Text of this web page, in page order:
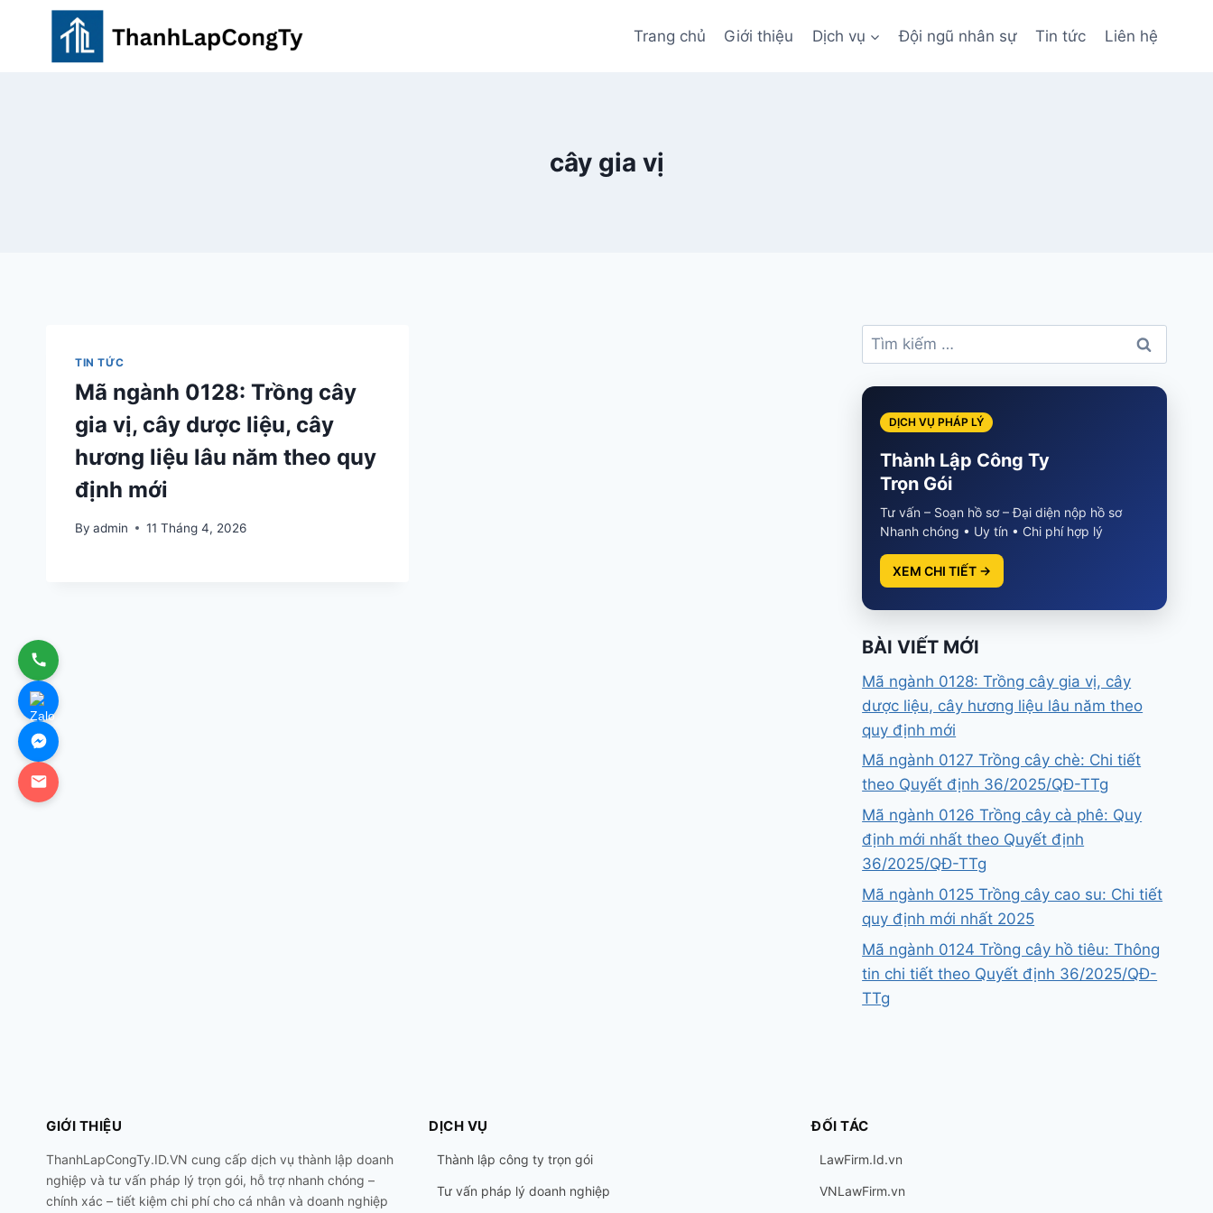
content
Trang chủ Giới thiệu Dịch vụ Đội ngũ nhân sự Tin tức Liên hệ
cây gia vị
TIN TỨC
Mã ngành 0128: Trồng cây
gia vị, cây dược liệu, cây
hương liệu lâu năm theo quy
định mới
By admin 11 Tháng 4, 2026
Tìm
kiếm
cho:
DỊCH VỤ PHÁP LÝ
Thành Lập Công Ty
Trọn Gói
Tư vấn – Soạn hồ sơ – Đại diện nộp hồ sơ
Nhanh chóng • Uy tín • Chi phí hợp lý
XEM CHI TIẾT →
BÀI VIẾT MỚI
Mã ngành 0128: Trồng cây gia vị, cây
dược liệu, cây hương liệu lâu năm theo
quy định mới
Mã ngành 0127 Trồng cây chè: Chi tiết
theo Quyết định 36/2025/QĐ-TTg
Mã ngành 0126 Trồng cây cà phê: Quy
định mới nhất theo Quyết định
36/2025/QĐ-TTg
Mã ngành 0125 Trồng cây cao su: Chi tiết
quy định mới nhất 2025
Mã ngành 0124 Trồng cây hồ tiêu: Thông
tin chi tiết theo Quyết định 36/2025/QĐ-
TTg
GIỚI THIỆU
ThanhLapCongTy.ID.VN cung cấp dịch vụ thành lập doanh
nghiệp và tư vấn pháp lý trọn gói, hỗ trợ nhanh chóng –
chính xác – tiết kiệm chi phí cho cá nhân và doanh nghiệp
DỊCH VỤ
Thành lập công ty trọn gói
Tư vấn pháp lý doanh nghiệp
ĐỐI TÁC
LawFirm.Id.vn
VNLawFirm.vn